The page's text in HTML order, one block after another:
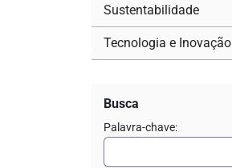
Sustentabilidade
Tecnologia e Inovação
Busca
Palavra-chave: